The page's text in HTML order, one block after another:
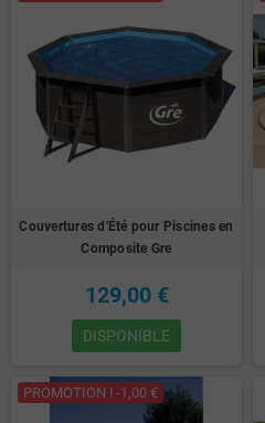
Couvertures d'Été pour Piscines en
Composite Gre
129,00 €
DISPONIBLE
PROMOTION ! -1,00 €